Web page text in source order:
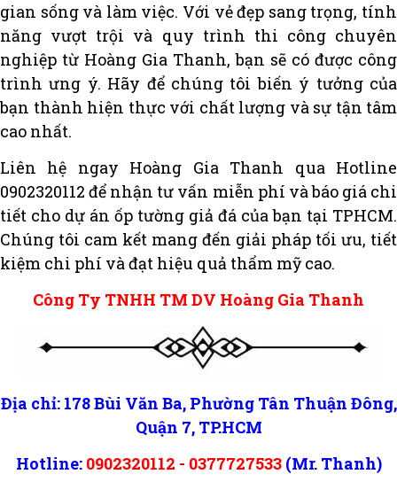
gian sống và làm việc. Với vẻ đẹp sang trọng, tính
năng vượt trội và quy trình thi công chuyên
nghiệp từ Hoàng Gia Thanh, bạn sẽ có được công
trình ưng ý. Hãy để chúng tôi biến ý tưởng của
bạn thành hiện thực với chất lượng và sự tận tâm
cao nhất.
Liên hệ ngay Hoàng Gia Thanh qua Hotline
0902320112 để nhận tư vấn miễn phí và báo giá chi
tiết cho dự án ốp tường giả đá của bạn tại TPHCM.
Chúng tôi cam kết mang đến giải pháp tối ưu, tiết
kiệm chi phí và đạt hiệu quả thẩm mỹ cao.
Công Ty TNHH TM DV Hoàng Gia Thanh
Địa chỉ: 178 Bùi Văn Ba, Phường Tân Thuận Đông,
Quận 7, TP.HCM
Hotline: 0902320112 - 0377727533 (Mr. Thanh)